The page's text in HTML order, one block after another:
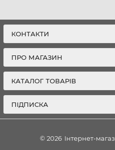
КОНТАКТИ
ПРО МАГАЗИН
КАТАЛОГ ТОВАРІВ
ПІДПИСКА
© 2026 Інтернет-